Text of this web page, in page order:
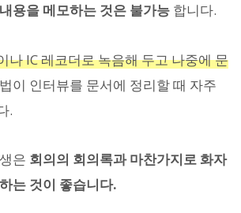
용을 메모하는 것은 불가능 합니다.
나 IC 레코더로 녹음해 두고 나중에 문
이 인터뷰를 문서에 정리할 때 자주
.
은 회의의 회의록과 마찬가지로 화자
는 것이 좋습니다.